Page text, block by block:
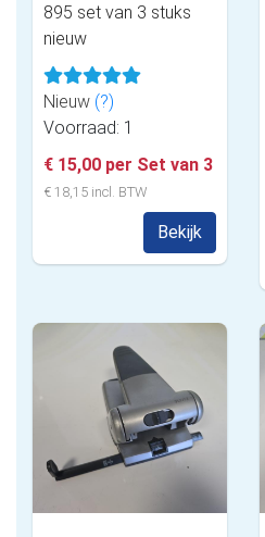
895 set van 3 stuks
nieuw
Nieuw (?)
Voorraad: 1
€ 15,00 per Set van 3
€ 18,15 incl. BTW
Bekijk